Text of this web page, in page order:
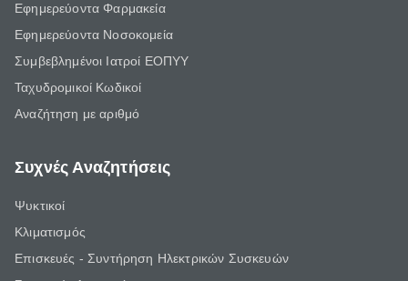
Εφημερεύοντα Φαρμακεία
Εφημερεύοντα Νοσοκομεία
Συμβεβλημένοι Ιατροί ΕΟΠΥΥ
Ταχυδρομικοί Κωδικοί
Αναζήτηση με αριθμό
Συχνές Αναζητήσεις
Ψυκτικοί
Κλιματισμός
Επισκευές - Συντήρηση Ηλεκτρικών Συσκευών